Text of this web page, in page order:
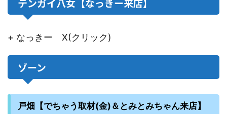
+ なっきー X(クリック)
ゾーン
戸畑【でちゃう取材(金)＆とみとみちゃん来店】